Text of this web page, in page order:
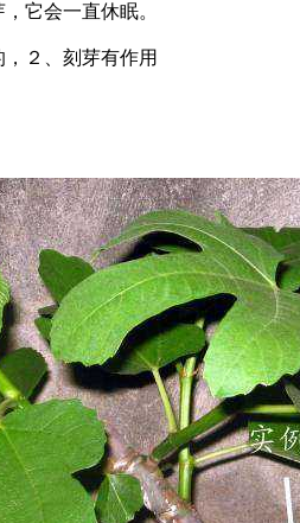
它会一直休眠。
２、刻芽有作用